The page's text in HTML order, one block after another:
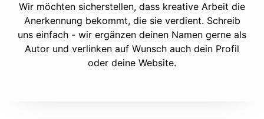
Wir möchten sicherstellen, dass kreative Arbeit die
Anerkennung bekommt, die sie verdient. Schreib
uns einfach - wir ergänzen deinen Namen gerne als
Autor und verlinken auf Wunsch auch dein Profil
oder deine Website.